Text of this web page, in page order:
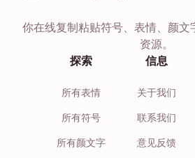
你在线复制粘贴符号、表情、颜文
资源。
探索
所有表情
所有符号
所有颜文字
信息
关于我们
联系我们
意见反馈